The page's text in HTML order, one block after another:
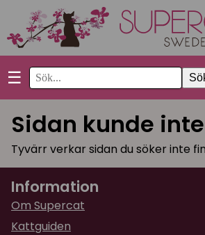
☰
Sidan kunde
Tyvärr verkar sidan du söker inte
Information
Om Supercat
Kattguiden